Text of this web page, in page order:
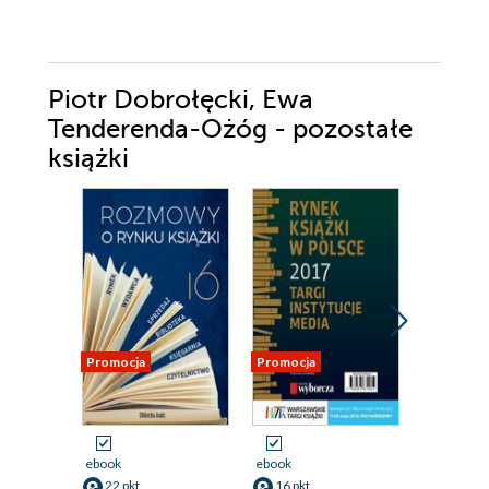
Piotr Dobrołęcki, Ewa
Tenderenda-Ożóg - pozostałe
książki
Promocja
ebook
22 pkt
Promocja
ebook
16 pkt